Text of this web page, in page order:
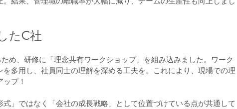
たC社
め、研修に「理念共有ワークショップ」を組み込みました。ワーク
多用し、社員同士の理解を深める工夫を。これにより、現場での理
プ！
」ではなく「会社の成長戦略」として位置づけている点が共通して